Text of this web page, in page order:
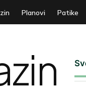
Planovi Patike